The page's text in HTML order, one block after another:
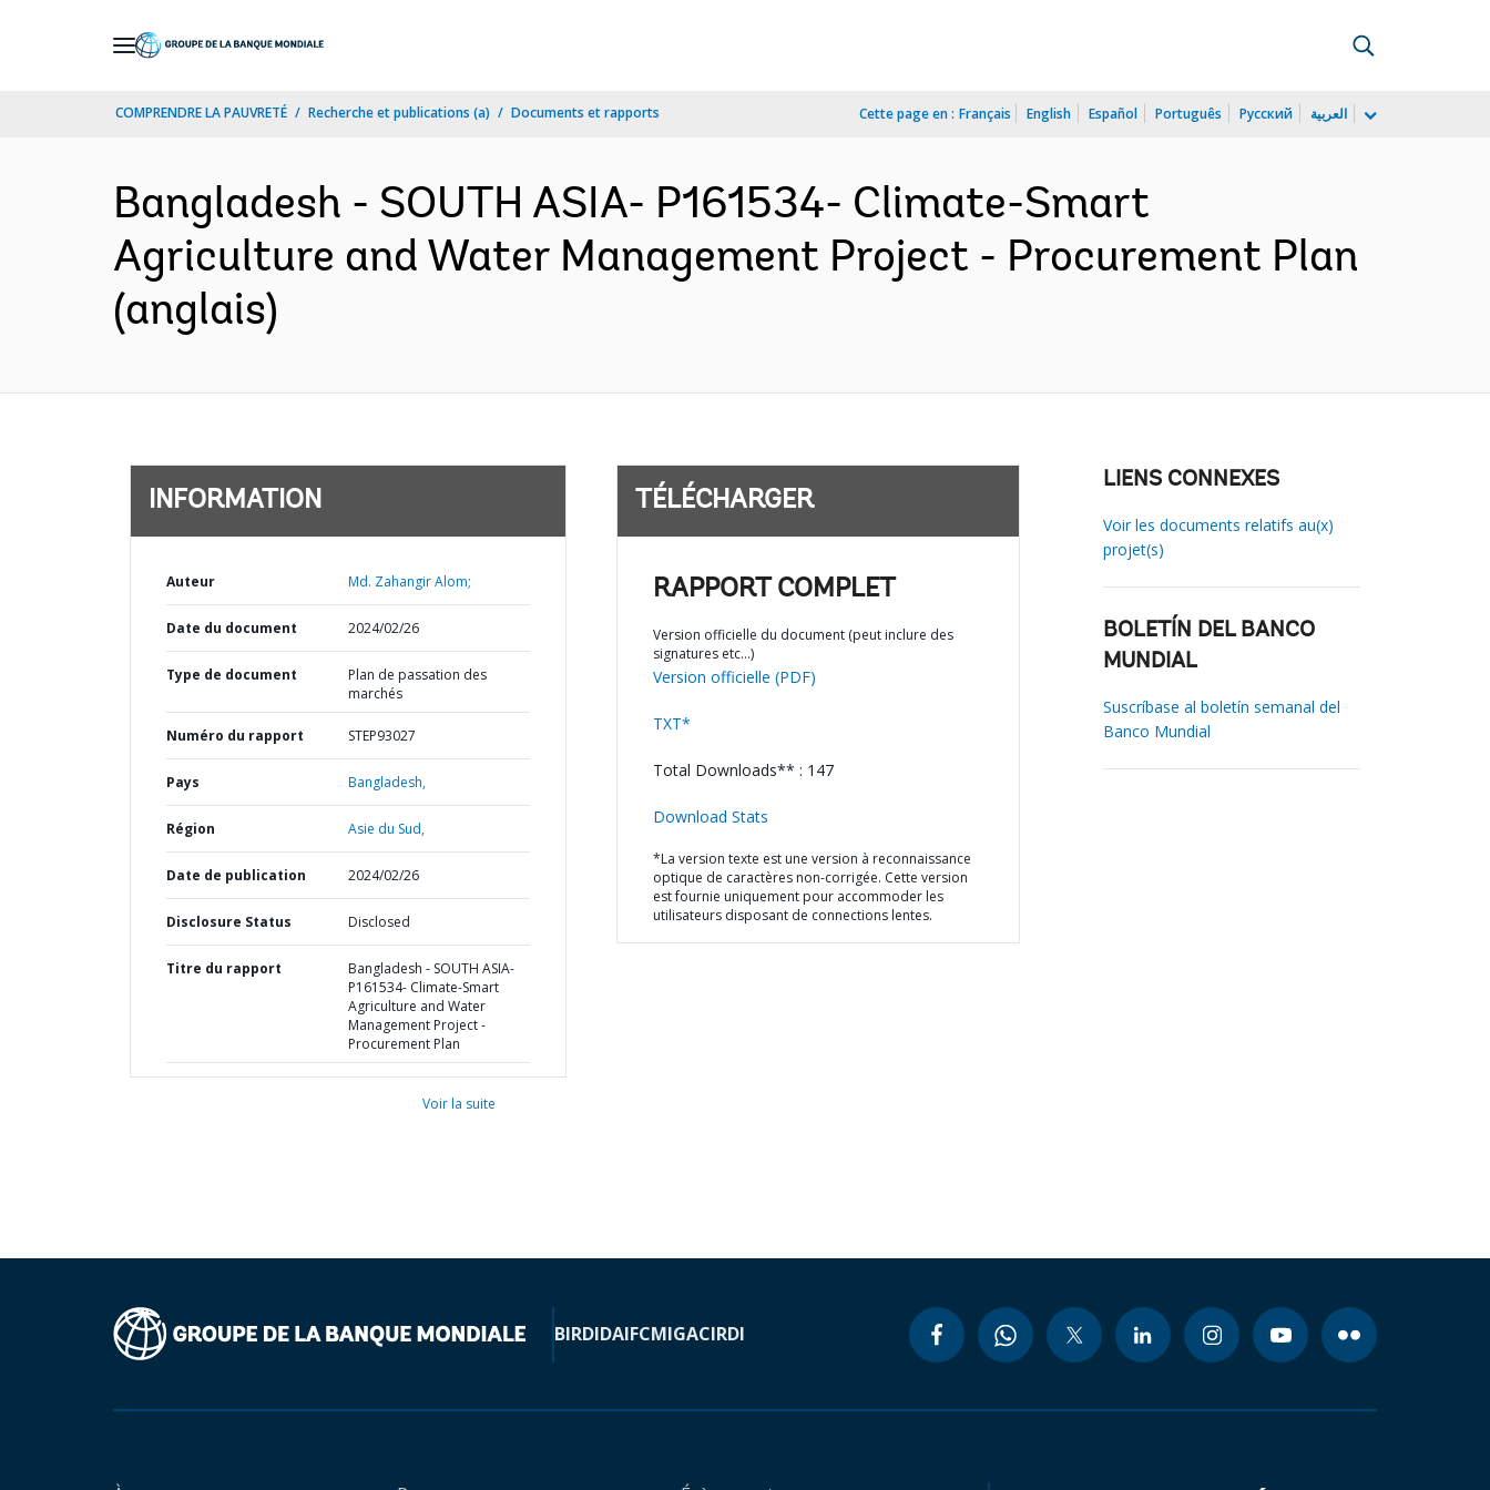
COMPRENDRE LA PAUVRETÉ Recherche et publications (a) Documents et rapports Cette page en : Français English Español Português Русский العربية
Bangladesh - SOUTH ASIA- P161534- Climate-Smart
Agriculture and Water Management Project - Procurement Plan
(anglais)
INFORMATION
Auteur Md. Zahangir Alom;
Date du document 2024/02/26
Type de document
Plan de passation des
marchés
Numéro du rapport STEP93027
Pays Bangladesh,
Région Asie du Sud,
Date de publication 2024/02/26
Disclosure Status Disclosed
Titre du rapport
Bangladesh - SOUTH ASIA-
P161534- Climate-Smart
Agriculture and Water
Management Project -
Procurement Plan
Voir la suite
TÉLÉCHARGER
RAPPORT COMPLET
Version officielle du document (peut inclure des
signatures etc…)
Version officielle (PDF)
TXT*
Total Downloads** : 147
Download Stats
*La version texte est une version à reconnaissance
optique de caractères non-corrigée. Cette version
est fournie uniquement pour accommoder les
utilisateurs disposant de connections lentes.
LIENS CONNEXES
Voir les documents relatifs au(x)
projet(s)
BOLETÍN DEL BANCO
MUNDIAL
Suscríbase al boletín semanal del
Banco Mundial
BIRDIDAIFCMIGACIRDI